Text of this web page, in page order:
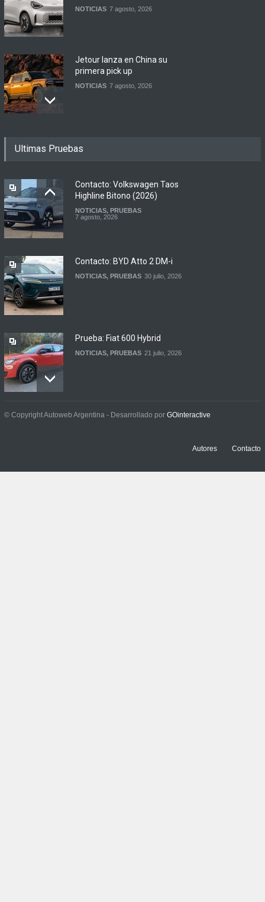
NOTICIAS 7 agosto, 2026
Jetour lanza en China su
primera pick up
NOTICIAS 7 agosto, 2026
renovadas S2 y Skua 150 en
7 agosto, 2026
Argentina y Ecuador
Ultimas Pruebas
Contacto: Volkswagen Taos
Highline Bitono (2026)
NOTICIAS, PRUEBAS
7 agosto, 2026
Contacto: BYD Atto 2 DM-i
NOTICIAS, PRUEBAS 30 julio, 2026
Prueba: Fiat 600 Hybrid
NOTICIAS, PRUEBAS 21 julio, 2026
Prueba: BYD Song Pro GS
© Copyright Autoweb Argentina - Desarrollado por GOinteractive
Autores Contacto